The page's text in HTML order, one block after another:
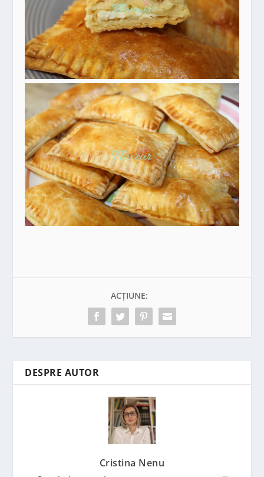
ACȚIUNE:
DESPRE AUTOR
Cristina Nenu